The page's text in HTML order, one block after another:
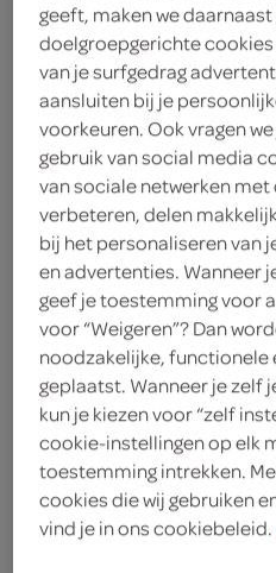
Alte Weintradition
< 25
< 18
geen
4.
29
100 Centiliter
Let op: aanbiedingen zijn
producten, maar
verwerkt in de
geeft, maken we
doelgroepgerichte cookies
van je surfgedrag
aansluiten bij je
voorkeuren. Ook vragen
gebruik van social media
van sociale netwerken
verbeteren, delen
bij het personaliseren van
en advertenties. Wanneer
geef je toestemming voor
voor “Weigeren”? Dan
noodzakelijke,
geplaatst. Wanneer je zelf
kun je kiezen voor “zelf
cookie-instellingen op elk
toestemming intrekken.
cookies die wij gebruiken
vind je in ons cookiebeleid.